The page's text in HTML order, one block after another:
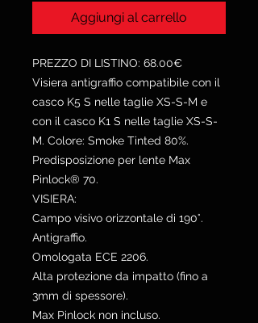
Aggiungi al carrello
PREZZO DI LISTINO: 68.00€
Visiera antigraffio compatibile con il
casco K5 S nelle taglie XS-S-M e
con il casco K1 S nelle taglie XS-S-
M. Colore: Smoke Tinted 80%.
Predisposizione per lente Max
Pinlock® 70.
VISIERA:
Campo visivo orizzontale di 190°.
Antigraffio.
Omologata ECE 2206.
Alta protezione da impatto (fino a
3mm di spessore).
Max Pinlock non incluso.